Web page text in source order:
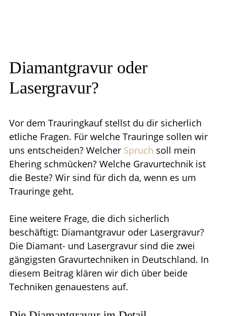
Diamantgravur oder
Lasergravur?
Vor dem Trauringkauf stellst du dir sicherlich
etliche Fragen. Für welche Trauringe sollen wir
uns entscheiden? Welcher Spruch soll mein
Ehering schmücken? Welche Gravurtechnik ist
die Beste? Wir sind für dich da, wenn es um
Trauringe geht.
Eine weitere Frage, die dich sicherlich
beschäftigt: Diamantgravur oder Lasergravur?
Die Diamant- und Lasergravur sind die zwei
gängigsten Gravurtechniken in Deutschland. In
diesem Beitrag klären wir dich über beide
Techniken genauestens auf.